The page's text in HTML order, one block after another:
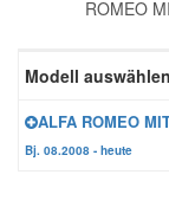
ROMEO
Modell auswählen
ALFA ROMEO
Bj. 08.2008 - heute
Zündanlage